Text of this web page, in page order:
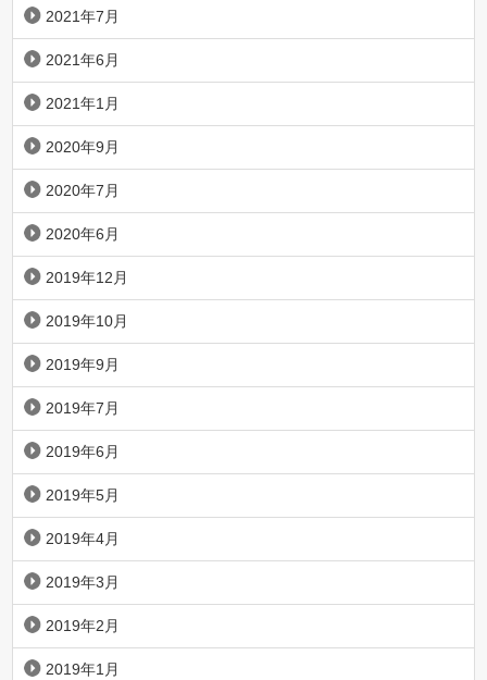
2021年7月
2021年6月
2021年1月
2020年9月
2020年7月
2020年6月
2019年12月
2019年10月
2019年9月
2019年7月
2019年6月
2019年5月
2019年4月
2019年3月
2019年2月
2019年1月